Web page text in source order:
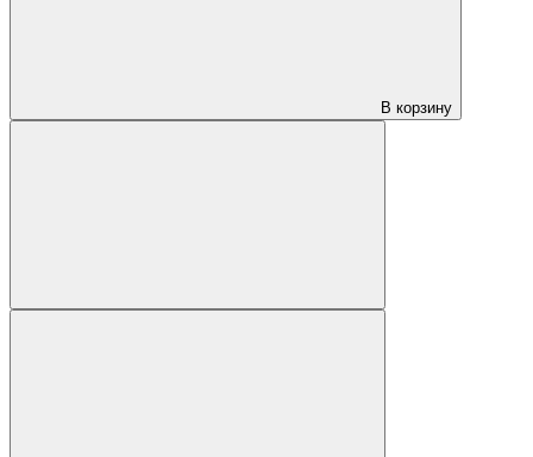
В корзину